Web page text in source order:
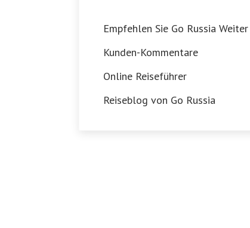
Empfehlen Sie Go Russia Weiter
Kunden-Kommentare
Online Reiseführer
Reiseblog von Go Russia